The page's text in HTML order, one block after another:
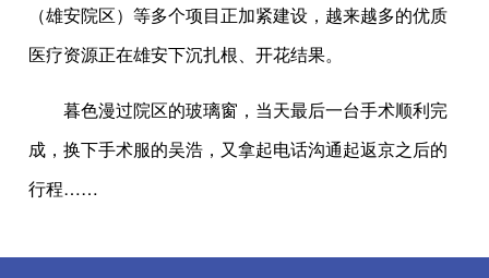
（雄安院区）等多个项目正加紧建设，越来越多的优质
医疗资源正在雄安下沉扎根、开花结果。
暮色漫过院区的玻璃窗，当天最后一台手术顺利完
成，换下手术服的吴浩，又拿起电话沟通起返京之后的
行程……